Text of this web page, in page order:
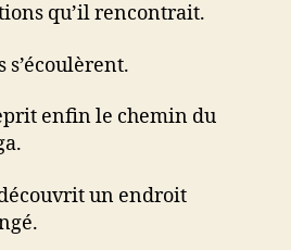
qu’il rencontrait.
s’écoulèrent.
enfin le chemin du
un endroit